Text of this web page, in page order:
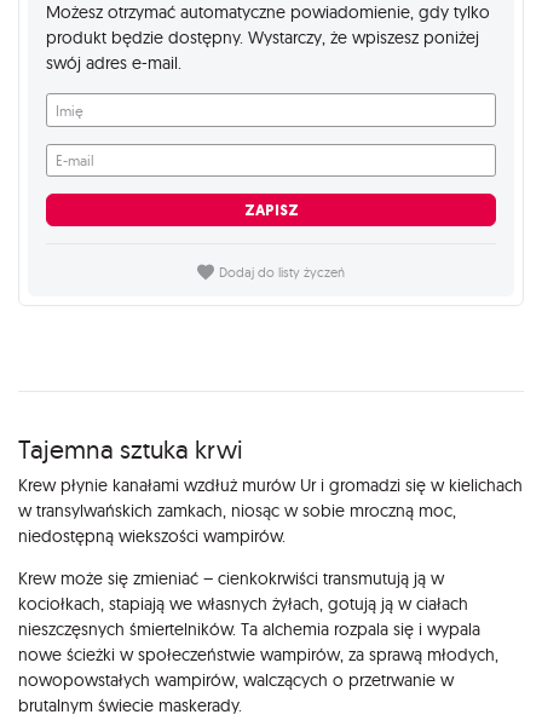
Możesz otrzymać automatyczne powiadomienie, gdy tylko
produkt będzie dostępny. Wystarczy, że wpiszesz poniżej
swój adres e-mail.
Imię
E-mail
ZAPISZ
Dodaj do listy życzeń
Opis
Tajemna sztuka krwi
Krew płynie kanałami wzdłuż murów Ur i gromadzi się w kielichach
w transylwańskich zamkach, niosąc w sobie mroczną moc,
niedostępną wiekszości wampirów.
Krew może się zmieniać – cienkokrwiści transmutują ją w
kociołkach, stapiają we własnych żyłach, gotują ją w ciałach
nieszczęsnych śmiertelników. Ta alchemia rozpala się i wypala
nowe ścieżki w społeczeństwie wampirów, za sprawą młodych,
nowopowstałych wampirów, walczących o przetrwanie w
brutalnym świecie maskerady.